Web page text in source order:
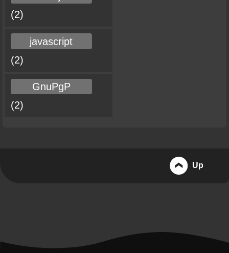
(2)
javascript
(2)
GnuPgP
(2)
Up